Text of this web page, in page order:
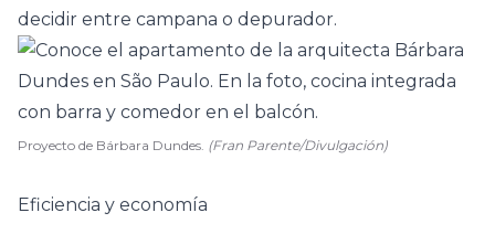
decidir entre campana o depurador.
Proyecto de Bárbara Dundes. (Fran Parente/Divulgación)
Eficiencia y economía